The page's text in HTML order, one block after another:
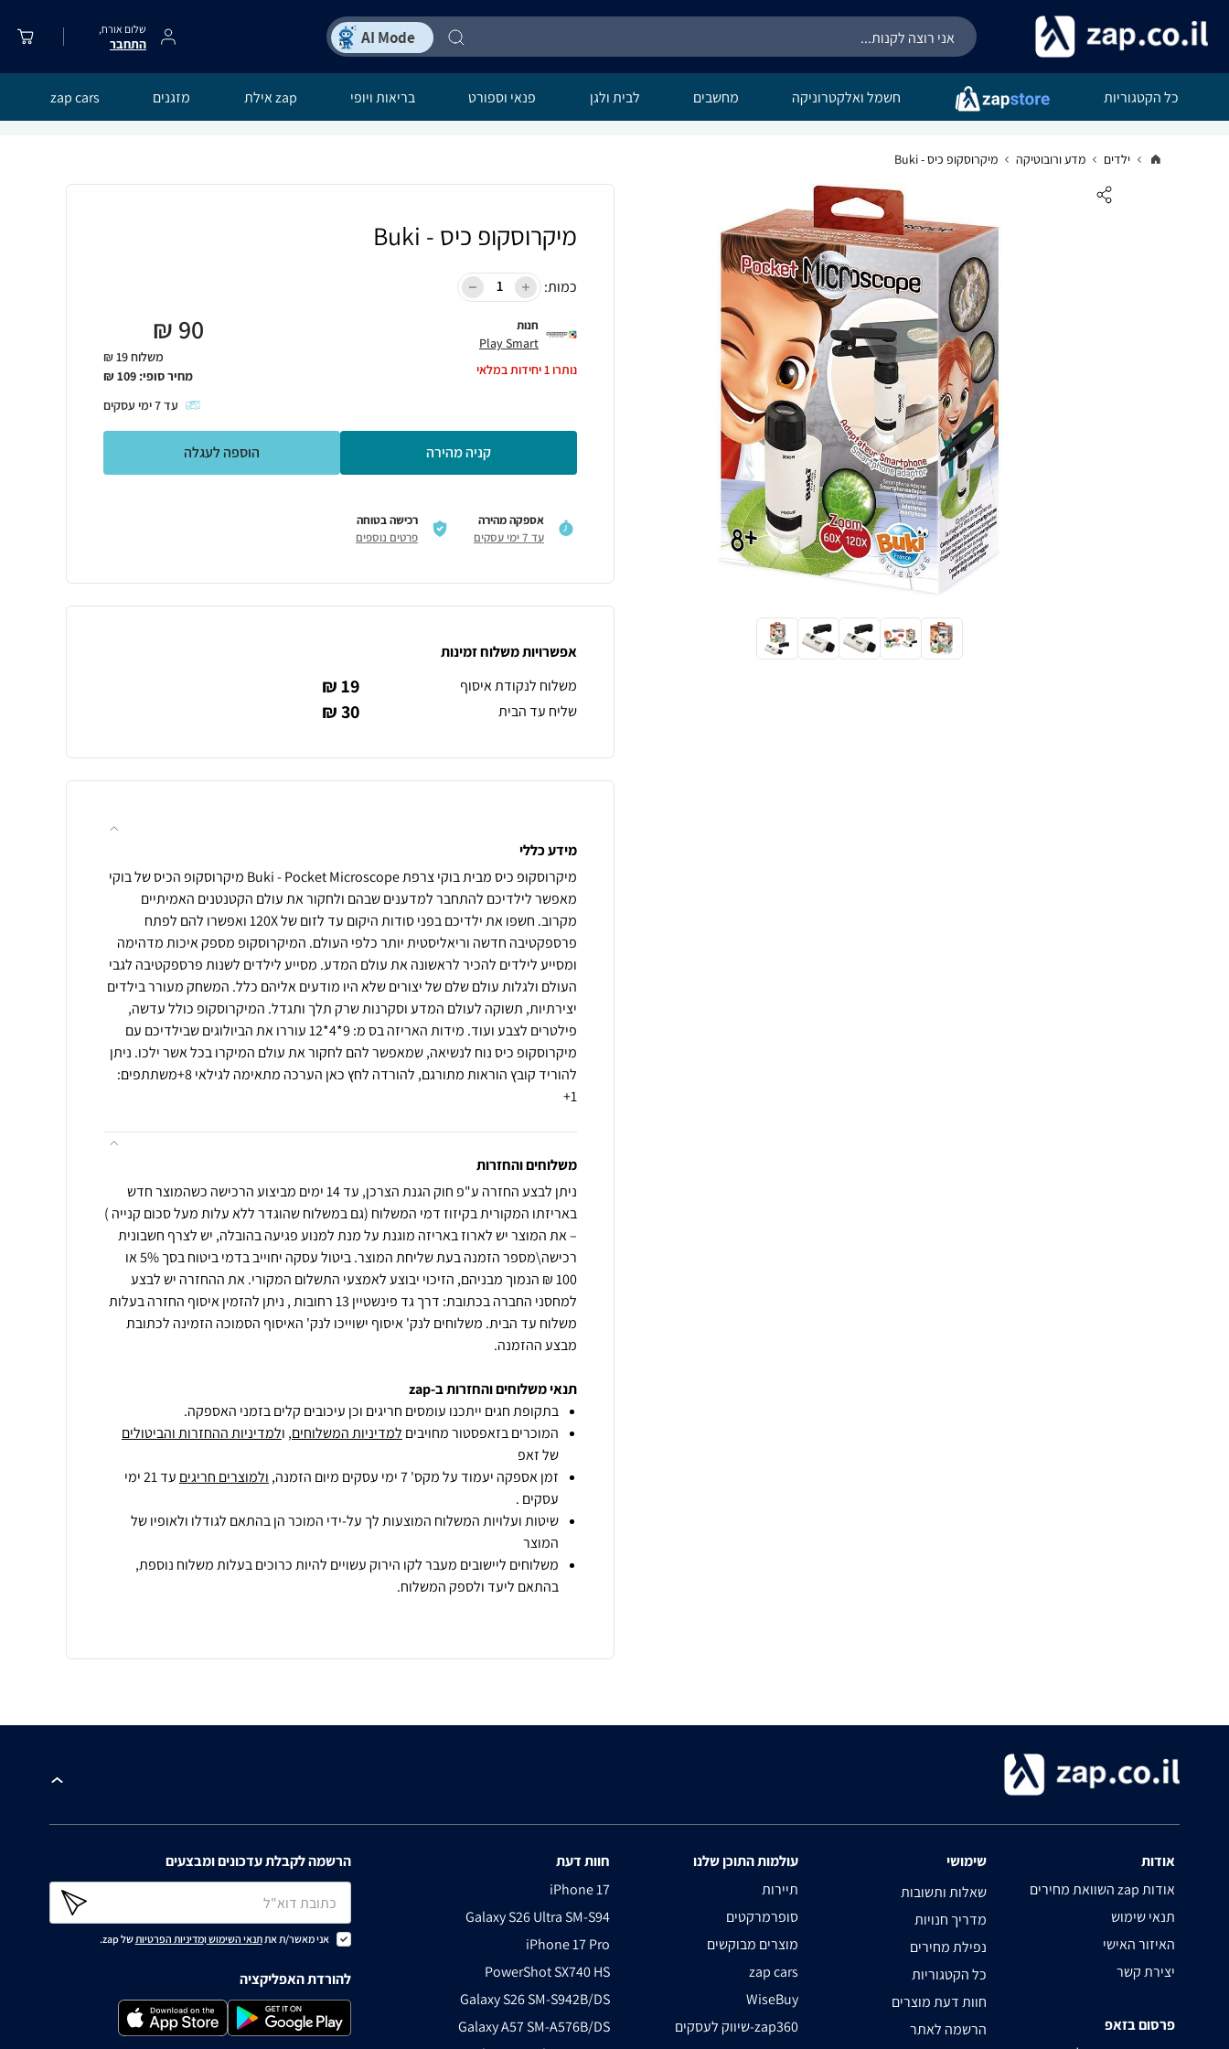
שלום אורח,
התחבר
כל הקטגוריות חשמל ואלקטרוניקה מחשבים לבית ולגן פנאי וספורט בריאות ויופי zap אילת מזגנים zap cars
ילדים מדע ורובוטיקה מיקרוסקופ כיס - Buki
מיקרוסקופ כיס - Buki
כמות:
חנות
Play Smart
נותרו1יחידות במלאי
90
₪
משלוח 19 ₪
מחיר סופי: 109
₪
עד7ימי עסקים
קניה מהירה הוספה לעגלה
אספקה מהירה
עד 7 ימי עסקים
רכישה בטוחה
פרטים נוספים
אפשרויות משלוח זמינות
משלוח לנקודת איסוף
19 ₪
שליח עד הבית 30 ₪
מידע כללי
מיקרוסקופ כיס מבית בוקי צרפת Buki - Pocket Microscope מיקרוסקופ הכיס של בוקי
מאפשר לילדיכם להתחבר למדענים שבהם ולחקור את עולם הקטנטנים האמיתיים
מקרוב. חשפו את ילדיכם בפני סודות היקום עד לזום של 120X ואפשרו להם לפתח
פרספקטיבה חדשה וריאליסטית יותר כלפי העולם. המיקרוסקופ מספק איכות מדהימה
ומסייע לילדים להכיר לראשונה את עולם המדע. מסייע לילדים לשנות פרספקטיבה לגבי
העולם ולגלות עולם שלם של יצורים שלא היו מודעים אליהם כלל. המשחק מעורר בילדים
יצירתיות, תשוקה לעולם המדע וסקרנות שרק תלך ותגדל. המיקרוסקופ כולל עדשה,
פילטרים לצבע ועוד. מידות האריזה בס מ: 9*4*12 עוררו את הביולוגים שבילדיכם עם
מיקרוסקופ כיס נוח לנשיאה, שמאפשר להם לחקור את עולם המיקרו בכל אשר ילכו. ניתן
להוריד קובץ הוראות מתורגם, להורדה לחץ כאן הערכה מתאימה לגילאי 8+משתתפים:
1+
משלוחים והחזרות
ניתן לבצע החזרה ע"פ חוק הגנת הצרכן, עד 14 ימים מביצוע הרכישה כשהמוצר חדש
באריזתו המקורית בקיזוז דמי המשלוח (גם במשלוח שהוגדר ללא עלות מעל סכום קנייה )
– את המוצר יש לארוז באריזה מוגנת על מנת למנוע פגיעה בהובלה, יש לצרף חשבונית
רכישה\מספר הזמנה בעת שליחת המוצר. ביטול עסקה יחוייב בדמי ביטוח בסך 5% או
100 ₪ הנמוך מבניהם, הזיכוי יבוצע לאמצעי התשלום המקורי. את ההחזרה יש לבצע
למחסני החברה בכתובת: דרך גד פינשטיין 13 רחובות , ניתן להזמין איסוף החזרה בעלות
משלוח עד הבית. משלוחים לנק' איסוף ישוייכו לנק' האיסוף הסמוכה הזמינה לכתובת
מבצע ההזמנה.
תנאי משלוחים והחזרות ב-zap
בתקופת חגים ייתכנו עומסים חריגים וכן עיכובים קלים בזמני האספקה.
המוכרים בזאפסטור מחויבים למדיניות המשלוחים, ולמדיניות ההחזרות והביטולים
של זאפ
זמן אספקה יעמוד על מקס' 7 ימי עסקים מיום הזמנה,
ולמוצרים חריגים
עד 21 ימי
עסקים .
שיטות ועלויות המשלוח המוצעות לך על-ידי המוכר הן בהתאם לגודלו ולאופיו של
המוצר
משלוחים ליישובים מעבר לקו הירוק עשויים להיות כרוכים בעלות משלוח נוספת,
בהתאם ליעד ולספק המשלוח.
אודות
השוואת מחירים zap אודות
תנאי שימוש
האיזור האישי
יצירת קשר
פרסום בזאפ
שימושי
שאלות ותשובות
מדריך חנויות
נפילת מחירים
כל הקטגוריות
חוות דעת מוצרים
הרשמה לאתר
עולמות התוכן שלנו
תיירות
סופרמרקטים
מוצרים מבוקשים
zap cars
WiseBuy
שיווק לעסקים-zap360
חוות דעת
iPhone 17
Galaxy S26 Ultra SM-S94
iPhone 17 Pro
PowerShot SX740 HS
Galaxy S26 SM-S942B/DS
Galaxy A57 SM-A576B/DS
הרשמה לקבלת עדכונים ומבצעים
אני מאשר/ת אתתנאי השימושומדיניות הפרטיותשל zap.
להורדת האפליקציה